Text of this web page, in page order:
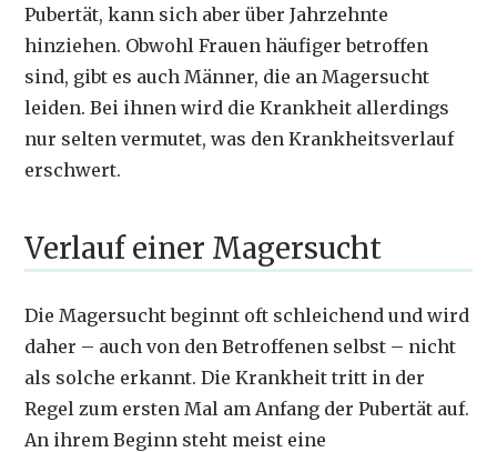
Pubertät, kann sich aber über Jahrzehnte
hinziehen. Obwohl Frauen häufiger betroffen
sind, gibt es auch Männer, die an Magersucht
leiden. Bei ihnen wird die Krankheit allerdings
nur selten vermutet, was den Krankheitsverlauf
erschwert.
Verlauf einer Magersucht
Die Magersucht beginnt oft schleichend und wird
daher – auch von den Betroffenen selbst – nicht
als solche erkannt. Die Krankheit tritt in der
Regel zum ersten Mal am Anfang der Pubertät auf.
An ihrem Beginn steht meist eine